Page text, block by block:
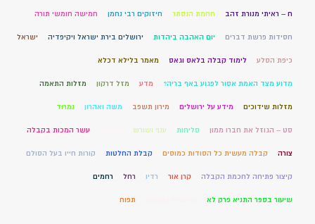
ח – ראיתי מנורת זהב חחמת הנסתר חיזוקים רבי נחמן חמישה חומשי תורה
חסידות פרשת דברים יום האהבה ביהדות ירושלים בירת ישראל ויקיפדיה ישראל
כיפת הסלע לימוד קבלה בלאס וגאס מאמר בלילא דכלא
מדוע מצד האמת אסור לפגוע באף בריה? מדע מזל דרקון מזלות התאמה
מזלות שידוכים מידע על ירושלים מירון תשפב משה ואהרון נמרוד
סט – הגוזל את חברו ממון סליחות ענף ושורש עשר המכות בקבלה
צורה קבלה מעשית כל הסודות כמוסים קבלת החלטות קורות חייו בעל הסולם
קיצור פתיחה לחכמת הקבלה קרן אור רדיו רחל רחמים
שיעור בספר התניא פרק לא תפוח